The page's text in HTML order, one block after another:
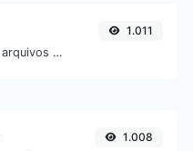
Converta facilmente arquivos de imagem JPG para BMP.
1.011
1.008